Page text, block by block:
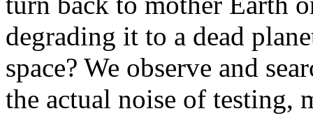
degrading it to a dead
space? We observe and
the actual noise of testing,